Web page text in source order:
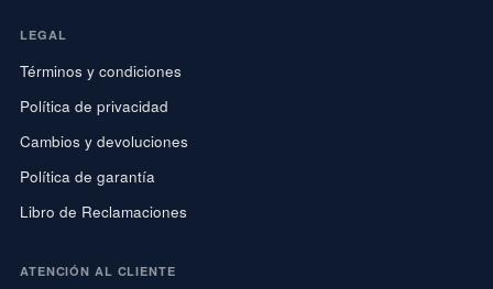
LEGAL
Términos y condiciones
Política de privacidad
Cambios y devoluciones
Política de garantía
Libro de Reclamaciones
ATENCIÓN AL CLIENTE